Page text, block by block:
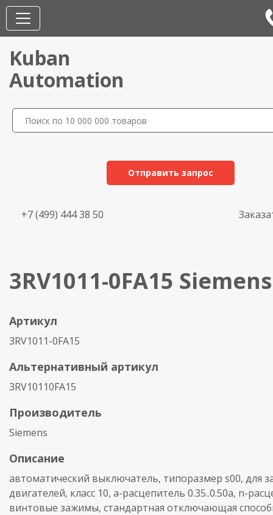
Kuban
Automation
Отправить запрос
+7 (499) 444 38 50
3RV1011-0FA15 Siemens
Артикул
3RV1011-0FA15
Альтернативный артикул
3RV10110FA15
Производитель
Siemens
Описание
автоматический выключатель, типоразмер s00, для
двигателей, класс 10, a-расцепитель 0.35..0.50a, n-
винтовые зажимы, стандартная отключающая